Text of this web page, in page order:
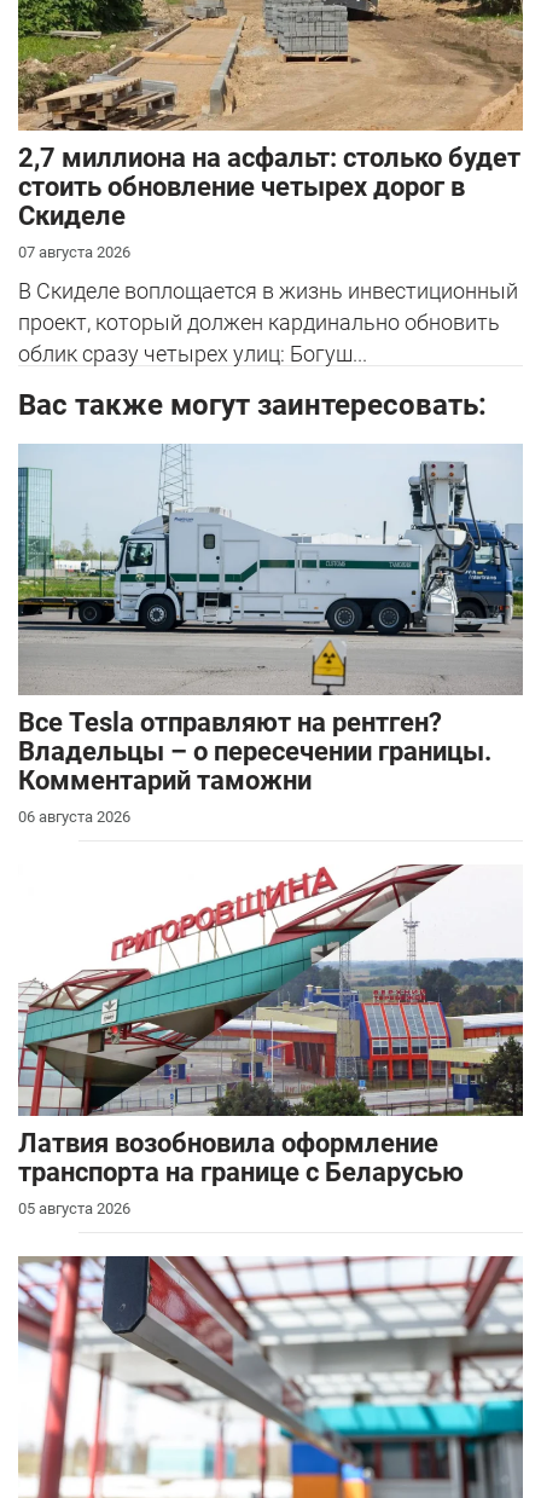
2,7 миллиона на асфальт: столько будет
стоить обновление четырех дорог в
Скиделе
07 августа 2026
В Скиделе воплощается в жизнь инвестиционный
проект, который должен кардинально обновить
облик сразу четырех улиц: Богуш...
Вас также могут заинтересовать:
Все Tesla отправляют на рентген?
Владельцы – о пересечении границы.
Комментарий таможни
06 августа 2026
Латвия возобновила оформление
транспорта на границе с Беларусью
05 августа 2026